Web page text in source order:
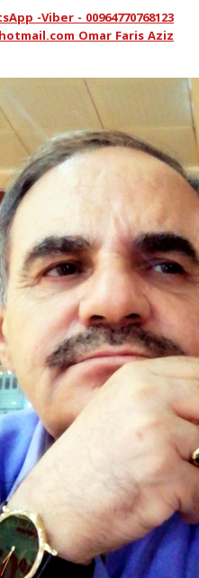
-Viber - 00964770768123
Omar Faris Aziz